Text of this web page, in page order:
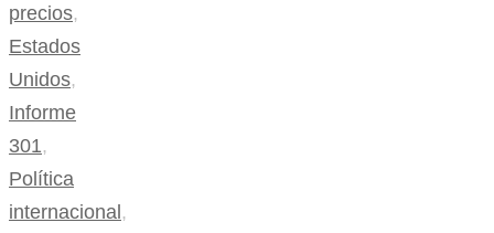
precios,
Estados
Unidos,
Informe
301,
Política
internacional ,